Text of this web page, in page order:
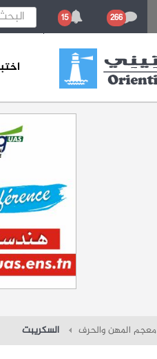
266
15
معجم المهن والحرف السكريبت